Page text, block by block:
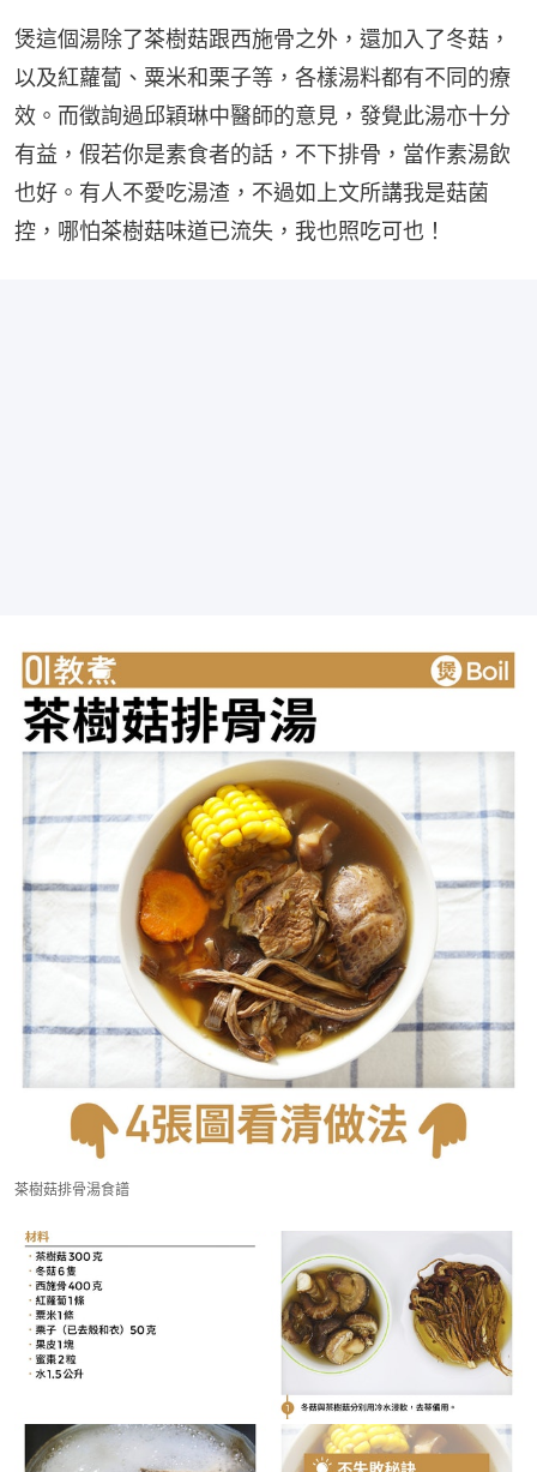
煲這個湯除了茶樹菇跟西施骨之外，還加入了冬菇，
以及紅蘿蔔、粟米和栗子等，各樣湯料都有不同的療
效。而徵詢過邱穎琳中醫師的意見，發覺此湯亦十分
有益，假若你是素食者的話，不下排骨，當作素湯飲
也好。有人不愛吃湯渣，不過如上文所講我是菇菌
控，哪怕茶樹菇味道已流失，我也照吃可也！
茶樹菇排骨湯食譜